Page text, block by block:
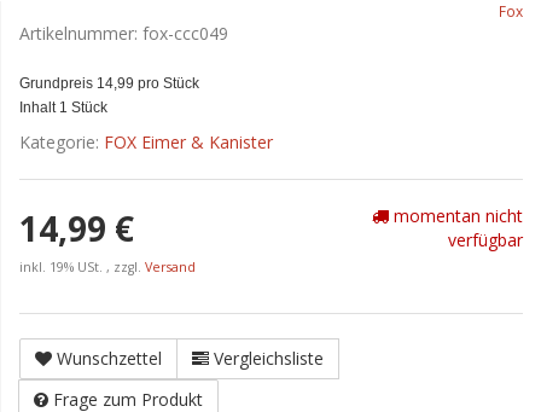
Fox
Artikelnummer: fox-ccc049
Grundpreis 14,99 pro Stück
Inhalt 1 Stück
Kategorie: FOX Eimer & Kanister
14,99 €
inkl. 19% USt. , zzgl. Versand
momentan nicht
verfügbar
Wunschzettel
Vergleichsliste
Frage zum Produkt